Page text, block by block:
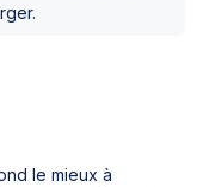
le mieux à